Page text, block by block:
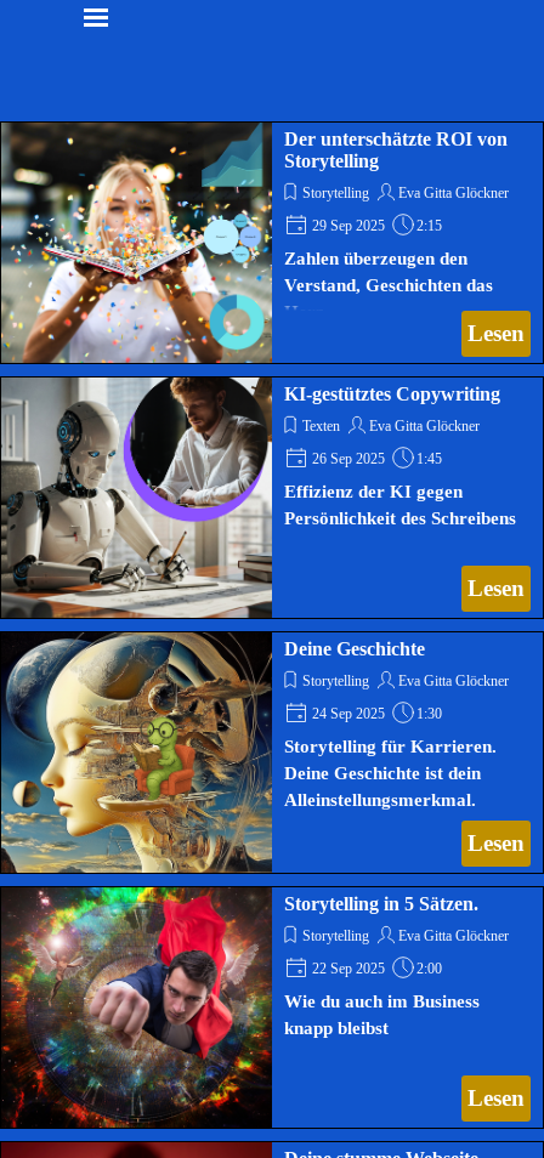
Der unterschätzte ROI von
Storytelling
Storytelling
Eva Gitta Glöckner
29 Sep 2025
2:15
Zahlen überzeugen den
Verstand, Geschichten das
Herz
Lesen
KI-gestütztes Copywriting
Texten
Eva Gitta Glöckner
26 Sep 2025
1:45
Effizienz der KI gegen
Persönlichkeit des Schreibens
Lesen
Deine Geschichte
Storytelling
Eva Gitta Glöckner
24 Sep 2025
1:30
Storytelling für Karrieren.
Deine Geschichte ist dein
Alleinstellungsmerkmal.
Lesen
Storytelling in 5 Sätzen.
Storytelling
Eva Gitta Glöckner
22 Sep 2025
2:00
Wie du auch im Business
knapp bleibst
Lesen